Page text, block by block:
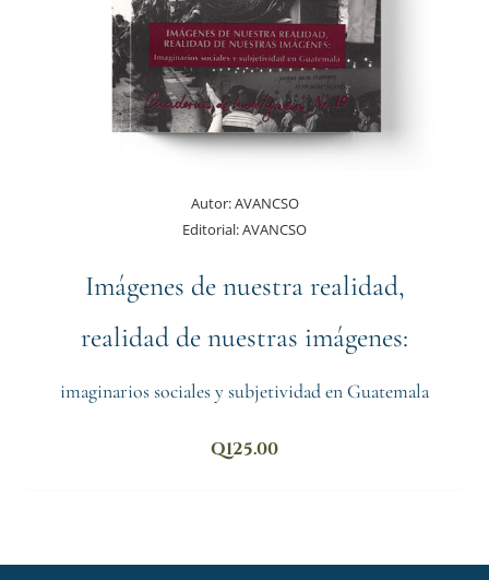
Autor:AVANCSO
Editorial:AVANCSO
Imágenes de nuestra realidad,
realidad de nuestras imágenes:
imaginarios sociales y subjetividad en Guatemala
Q125.00